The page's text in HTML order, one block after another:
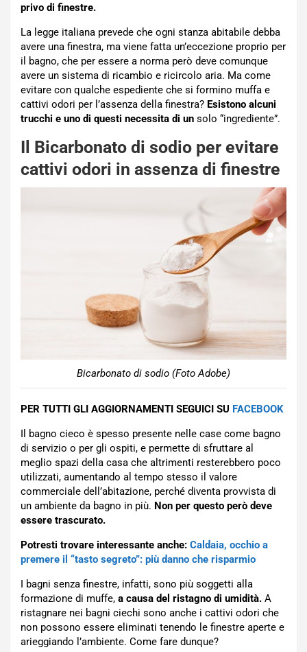
privo di finestre.
La legge italiana prevede che ogni stanza abitabile debba
avere una finestra, ma viene fatta un’eccezione proprio per
il bagno, che per essere a norma però deve comunque
avere un sistema di ricambio e ricircolo aria. Ma come
evitare con qualche espediente che si formino muffa e
cattivi odori per l’assenza della finestra? Esistono alcuni
trucchi e uno di questi necessita di un solo “ingrediente”.
Il Bicarbonato di sodio per evitare
cattivi odori in assenza di finestre
Bicarbonato di sodio (Foto Adobe)
PER TUTTI GLI AGGIORNAMENTI SEGUICI SU FACEBOOK
Il bagno cieco è spesso presente nelle case come bagno
di servizio o per gli ospiti, e permette di sfruttare al
meglio spazi della casa che altrimenti resterebbero poco
utilizzati, aumentando al tempo stesso il valore
commerciale dell’abitazione, perché diventa provvista di
un ambiente da bagno in più. Non per questo però deve
essere trascurato.
Potresti trovare interessante anche: Caldaia, occhio a
premere il “tasto segreto”: più danno che risparmio
I bagni senza finestre, infatti, sono più soggetti alla
formazione di muffe, a causa del ristagno di umidità. A
ristagnare nei bagni ciechi sono anche i cattivi odori che
non possono essere eliminati tenendo le finestre aperte e
arieggiando l’ambiente. Come fare dunque?